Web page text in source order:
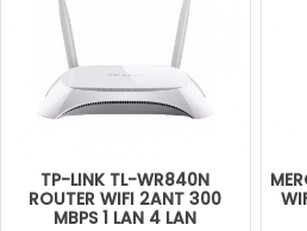
TP-LINK TL-WR840N
ROUTER WIFI 2ANT 300
MBPS 1 LAN 4 LAN